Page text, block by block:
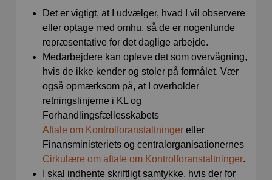
Det er vigtigt, at I udvælger, hvad I vil observere
eller optage med omhu, så de er nogenlunde
repræsentative for det daglige arbejde.
Medarbejdere kan opleve det som overvågning,
hvis de ikke kender og stoler på formålet. Vær
også opmærksom på, at I overholder
retningslinjerne i KL og
Forhandlingsfællesskabets
Aftale om Kontrolforanstaltninger eller
Finansministeriets og centralorganisationernes
Cirkulære om aftale om Kontrolforanstaltninger.
I skal indhente skriftligt samtykke, hvis der for